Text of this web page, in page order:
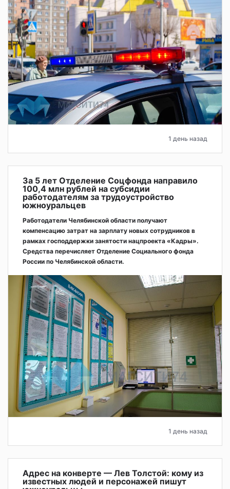
1 день назад
За 5 лет Отделение Соцфонда направило
100,4 млн рублей на субсидии
работодателям за трудоустройство
южноуральцев
Работодатели Челябинской области получают
компенсацию затрат на зарплату новых сотрудников в
рамках господдержки занятости нацпроекта «Кадры».
Средства перечисляет Отделение Социального фонда
России по Челябинской области.
1 день назад
Адрес на конверте — Лев Толстой: кому из
известных людей и персонажей пишут